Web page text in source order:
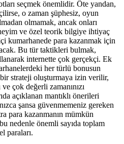
seçmek önemlidir. Öte yandan,
o zaman şüphesiz, oyun
olmamak, ancak onları
ve özel teorik bilgiye ihtiyaç
kumarhanede para kazanmak için
Bu tür taktikleri bulmak,
internette çok gerçekçi. Ek
her türlü bonusun
bir strateji oluşturmaya izin verilir,
çok değerli zamanınızı
açıklanan mantıklı önerileri
şansa güvenmemeniz gereken
para kazanmanın mümkün
nedenle önemli sayıda toplam
paraları.